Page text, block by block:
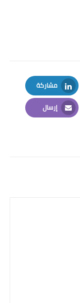
مشاركة
LinkedIn
إرسال
Email